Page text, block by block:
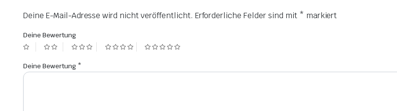
Deine E-Mail-Adresse wird nicht veröffentlicht. Erforderliche Felder sind mit * markiert
Deine Bewertung
Deine Bewertung *